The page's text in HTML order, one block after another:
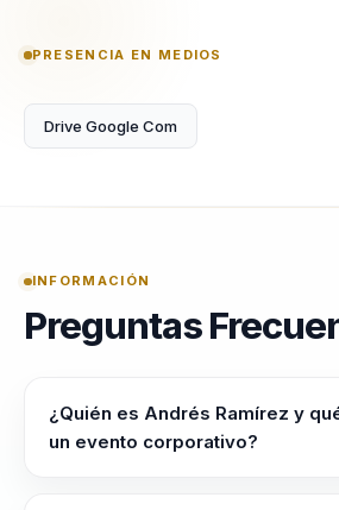
PRESENCIA EN MEDIOS
Drive Google Com
INFORMACIÓN
Preguntas
¿Quién es Andrés Ramírez y
un evento corporativo?